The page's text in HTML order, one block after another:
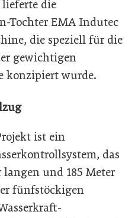
die
Tochter EMA Indutec
die speziell für die
gewichtigen
konzipiert wurde.
ist ein
das
langen und 185 Meter
fünfstöckigen